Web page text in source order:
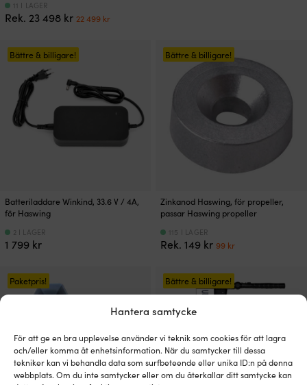
Hantera samtycke
För att ge en bra upplevelse använder vi teknik som cookies för att lagra
och/eller komma åt enhetsinformation. När du samtycker till dessa
tekniker kan vi behandla data som surfbeteende eller unika ID:n på denna
webbplats. Om du inte samtycker eller om du återkallar ditt samtycke kan
Rek. 23 498 kr Det
498 kr.
22 499 krDet
11 I LAGER
Bättre & billigare!
Batteriladdare Winkind, 33.6 V / 4A,
för Haswing
1 799 kr
2 I LAGER
Bättre & billigare!
Zinkanod Haswing, för propeller,
passar Haswing propeller
Rek.149 kr Det
var:
149 kr.
99 krDet
är:
99 kr.
115 I LAGER
Paketpris! Bättre & billigare!